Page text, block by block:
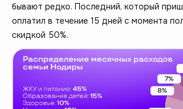
бывают редко. Последний, который
оплатил в течение 15 дней с момента
скидкой 50%.